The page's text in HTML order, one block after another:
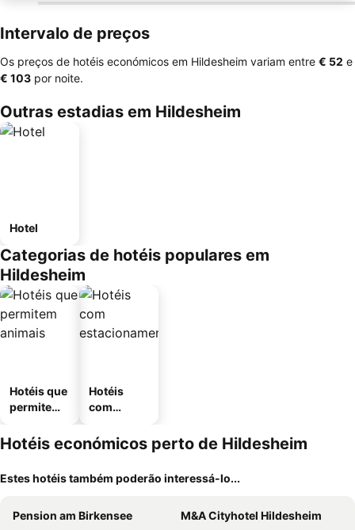
Intervalo de preços
Os preços de hotéis económicos em Hildesheim variam entre ‎€ 52 e
‎€ 103 por noite.
Outras estadias em Hildesheim
Hotel
Categorias de hotéis populares em
Hildesheim
Hotéis que
permitem
Hotéis
com
mento
Hotéis económicos perto de Hildesheim
Estes hotéis também poderão interessá-lo...
Pension am Birkensee
M&A Cityhotel Hildesheim